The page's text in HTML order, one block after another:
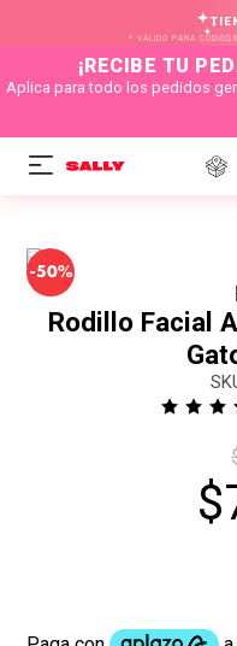
* VÁLIDO PARA
¡RECIBE TU
Aplica para todo los pedidos
-50%
Rodillo Facial
$